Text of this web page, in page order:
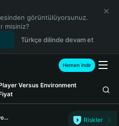
görüntülüyorsunuz.
misiniz?
Türkçe dilinde devam et
Hemen indir
Versus Environment
Player Versus Environment
Riskler